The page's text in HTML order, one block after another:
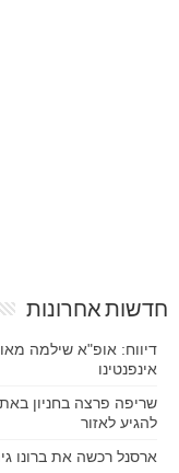
חדשות אחרונות
דיווח: אופ"א שילמה
אינפנטינו
להגיע לאזור
ארסנל רכשה את ברונו